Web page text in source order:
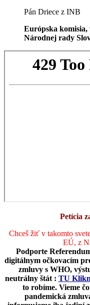
Pán Driece z INB
Európska komisia,
Národnej rady
Petícia
Chceš žiť v takomto
EÚ, z
Podporte
digitálnym očkovacím
zmluvy s WHO,
neutrálny štát : TU
to robíme. Vieme
pandemická